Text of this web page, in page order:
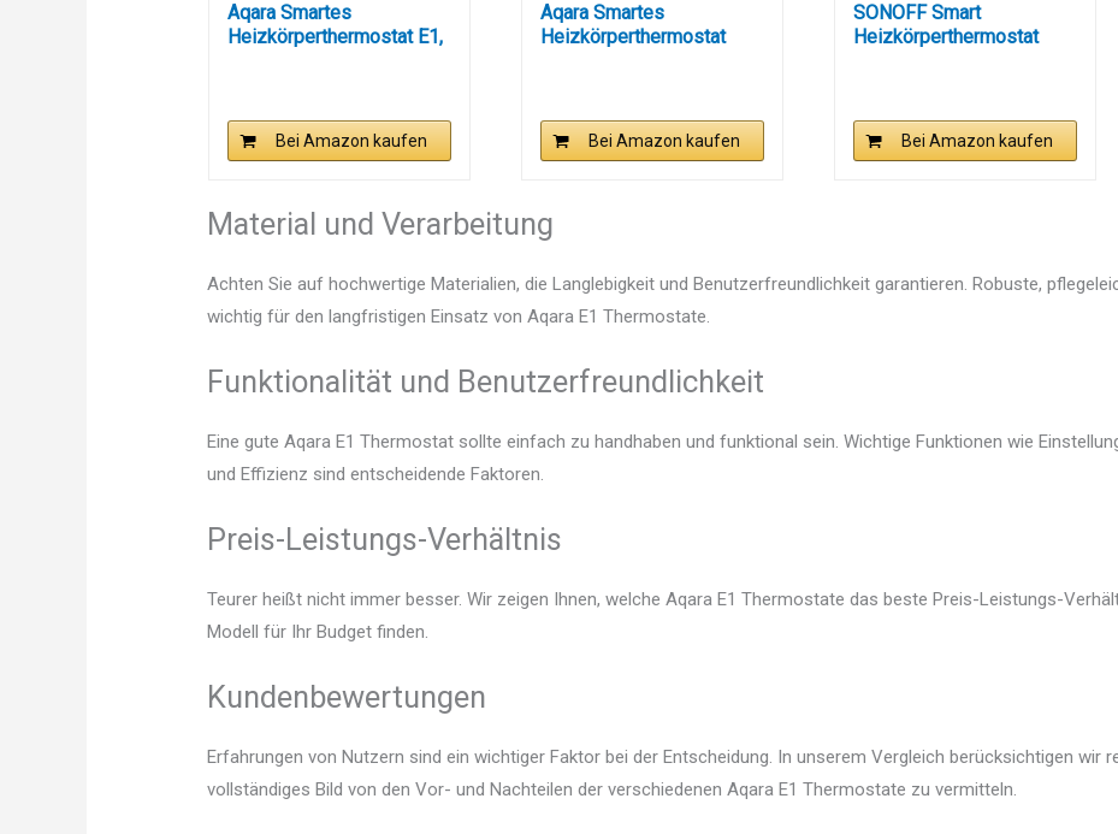
Aqara Smartes
Heizkörperthermostat E1,
Bei Amazon kaufen
Aqara Smartes
Heizkörperthermostat
Bei Amazon kaufen
SONOFF Smart
Heizkörperthermostat
Bei Amazon kaufen
Material und Verarbeitung
Achten Sie auf hochwertige Materialien, die Langlebigkeit und Benutzerfreundlichkeit garantieren. Robuste,
wichtig für den langfristigen Einsatz von Aqara E1 Thermostate.
Funktionalität und Benutzerfreundlichkeit
Eine gute Aqara E1 Thermostat sollte einfach zu handhaben und funktional sein. Wichtige Funktionen wie
und Effizienz sind entscheidende Faktoren.
Preis-Leistungs-Verhältnis
Teurer heißt nicht immer besser. Wir zeigen Ihnen, welche Aqara E1 Thermostate das beste Preis-Leistungs-
Modell für Ihr Budget finden.
Kundenbewertungen
Erfahrungen von Nutzern sind ein wichtiger Faktor bei der Entscheidung. In unserem Vergleich berücksichtigen wir
vollständiges Bild von den Vor- und Nachteilen der verschiedenen Aqara E1 Thermostate zu vermitteln.